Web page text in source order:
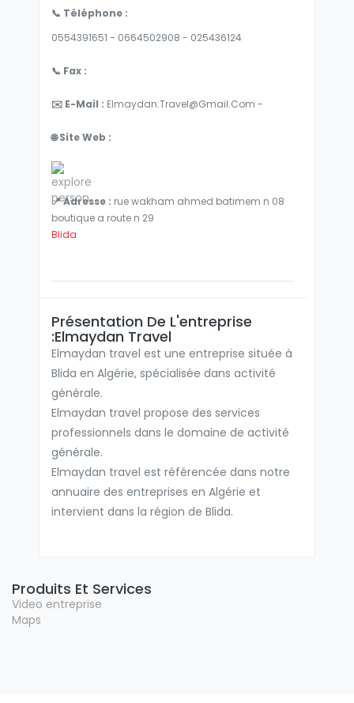
📞 Téléphone :
0554391651 - 0664502908 - 025436124
📞 Fax :
✉️ E-Mail : Elmaydan.travel@gmail.com -
🌐 Site Web :
📍 Adresse : rue wakham ahmed batimem n 08
boutique a route n 29
Blida
Présentation De L'entreprise
:Elmaydan Travel
Elmaydan travel est une entreprise située à
Blida en Algérie, spécialisée dans activité
générale.
Elmaydan travel propose des services
professionnels dans le domaine de activité
générale.
Elmaydan travel est référencée dans notre
annuaire des entreprises en Algérie et
intervient dans la région de Blida.
Produits Et Services
Video entreprise
Maps